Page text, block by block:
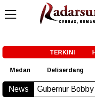
TERKINI
Medan Deliserdang
NewsBobby Siapkan